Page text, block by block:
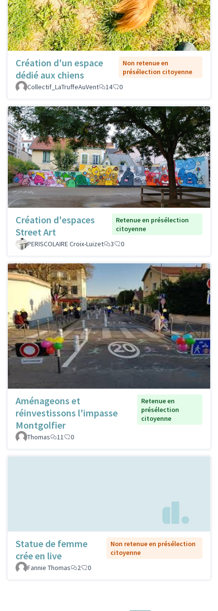
Création d'un espace
dédié aux chiens
Non retenue en
présélection citoyenne
Collectif_LaTruffeAuVent
14 0
Création d'espaces
Street Art
Retenue en présélection
citoyenne
PERISCOLAIRE Croix-Luizet
3 0
Aménageons et
réinvestissons l'impasse
Montgolfier
Retenue en
présélection
citoyenne
Thomas 11 0
Statue de femme
crée en live
Non retenue en présélection
citoyenne
Fannie Thomas
2 0